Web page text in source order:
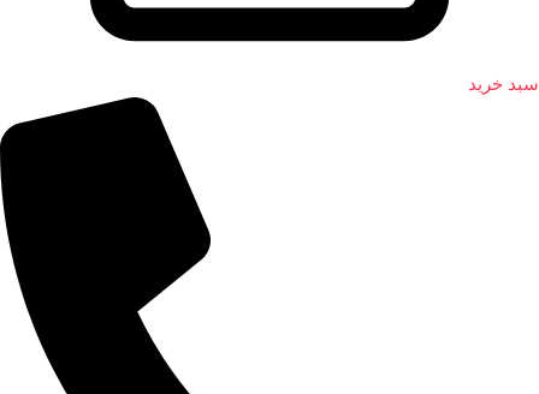
سبد خرید